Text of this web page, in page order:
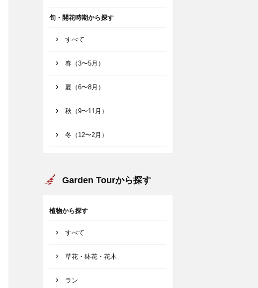
旬・開花時期から探す
すべて
春（3〜5月）
夏（6〜8月）
秋（9〜11月）
冬（12〜2月）
Garden Tourから探す
植物から探す
すべて
草花・鉢花・花木
ラン